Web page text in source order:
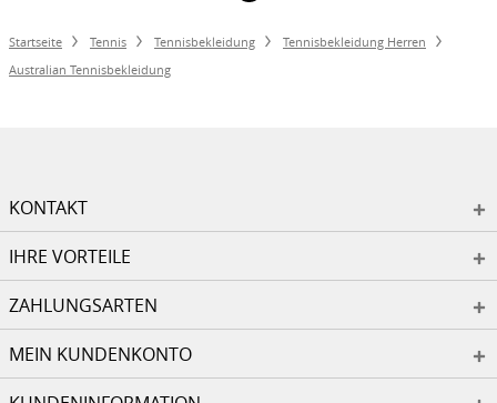
Startseite Tennis Tennisbekleidung
Tennisbekleidung Herren
Australian Tennisbekleidung
KONTAKT
IHRE VORTEILE
ZAHLUNGSARTEN
MEIN KUNDENKONTO